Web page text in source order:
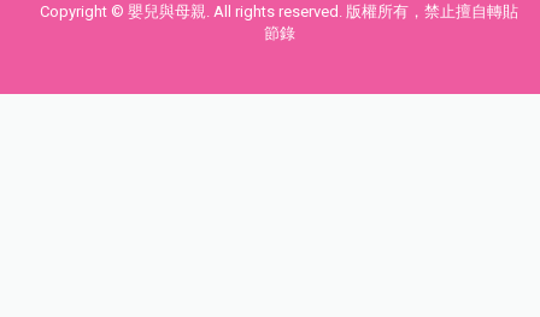
Copyright © 嬰兒與母親. All rights reserved. 版權所有，禁止擅自轉貼
節錄